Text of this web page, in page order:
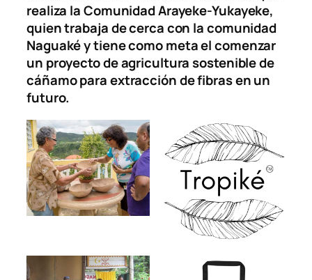
realiza la Comunidad Arayeke-Yukayeke,
quien trabaja de cerca con la comunidad
Naguaké y tiene como meta el comenzar
un proyecto de agricultura sostenible de
cáñamo para extracción de fibras en un
futuro.